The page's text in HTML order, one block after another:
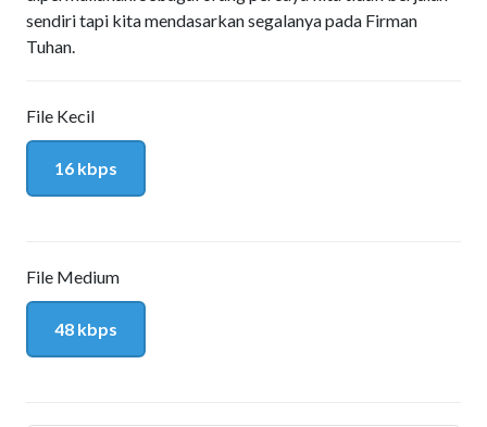
sendiri tapi kita mendasarkan segalanya pada Firman
Tuhan.
File Kecil
16 kbps
File Medium
48 kbps